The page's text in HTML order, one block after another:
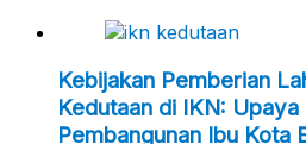
Kebijakan Pemberian
Kedutaan di IKN:
Pembangunan Ibu Kota